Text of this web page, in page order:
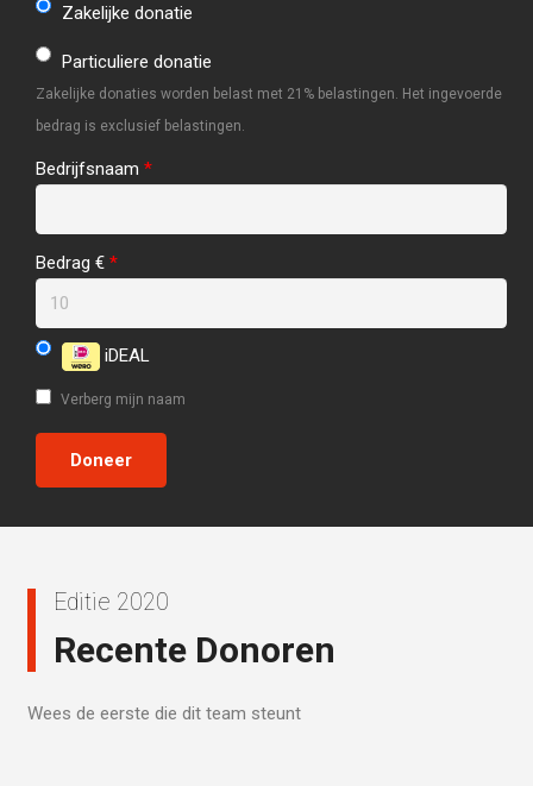
Zakelijke donatie
Particuliere donatie
Zakelijke donaties worden belast met 21% belastingen. Het ingevoerde
bedrag is exclusief belastingen.
Bedrijfsnaam *
Bedrag € *
iDEAL
Verberg mijn naam
Editie 2020
Recente Donoren
Wees de eerste die dit team steunt